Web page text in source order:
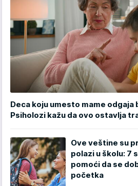
Deca koju umesto mame odgaja
Psiholozi kažu da ovo ostavlja
Ove veštine su
polazi u školu: 7
pomoći da se
početka